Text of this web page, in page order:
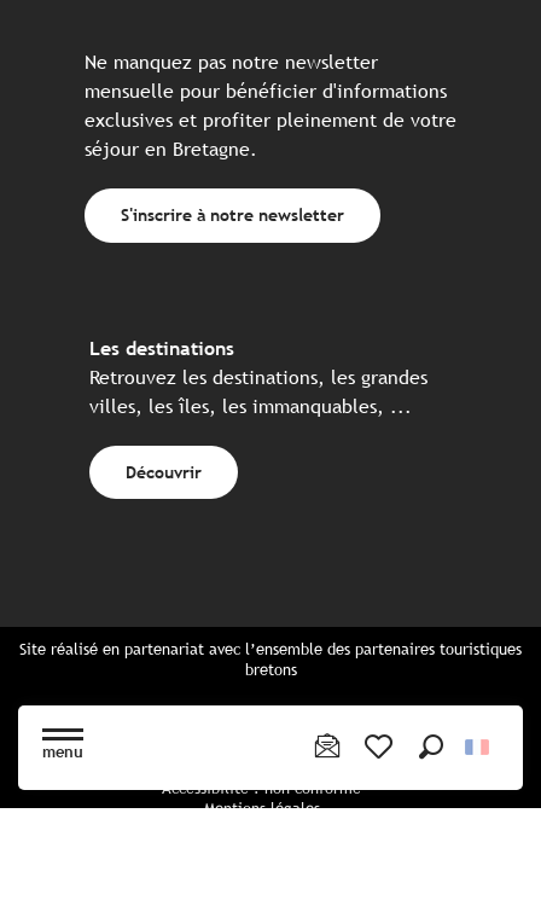
menu
Ne manquez pas notre newsletter
mensuelle pour bénéficier d'informations
exclusives et profiter pleinement de votre
séjour en Bretagne.
S'inscrire à notre newsletter
Les destinations
Retrouvez les destinations, les grandes
villes, les îles, les immanquables, ...
Découvrir
Site réalisé en partenariat avec l’ensemble des partenaires touristiques
bretons
Cartes Bretagne & brochures
Accessibilité : non conforme
Mentions légales